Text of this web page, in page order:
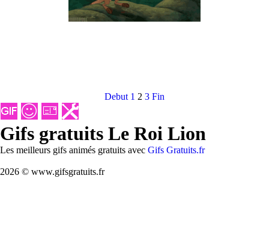
Debut 1 2 3 Fin
Gifs gratuits Le Roi Lion
Les meilleurs gifs animés gratuits avec Gifs Gratuits.fr
2026 © www.gifsgratuits.fr